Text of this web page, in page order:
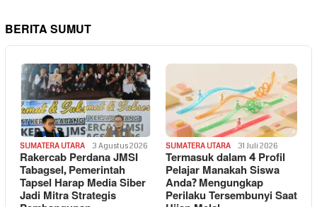
BERITA SUMUT
SUMATERA UTARA 3 Agustus 2026
Rakercab Perdana JMSI
Tabagsel, Pemerintah
Tapsel Harap Media Siber
Jadi Mitra Strategis
SUMATERA UTARA 31 Juli 2026
Termasuk dalam 4 Profil
Pelajar Manakah Siswa
Anda? Mengungkap
Perilaku Tersembunyi Saat